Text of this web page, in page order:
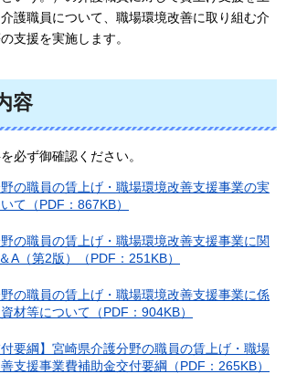
護職員について、職場環境改善に取り組む介
支援を実施します。
容
必ず御確認ください。
の職員の賃上げ・職場環境改善支援事業の実
て（PDF：867KB）
の職員の賃上げ・職場環境改善支援事業に関
A（第2版）（PDF：251KB）
の職員の賃上げ・職場環境改善支援事業に係
材等について（PDF：904KB）
付要綱】宮崎県介護分野の職員の賃上げ・職場
支援事業費補助金交付要綱（PDF：265KB）